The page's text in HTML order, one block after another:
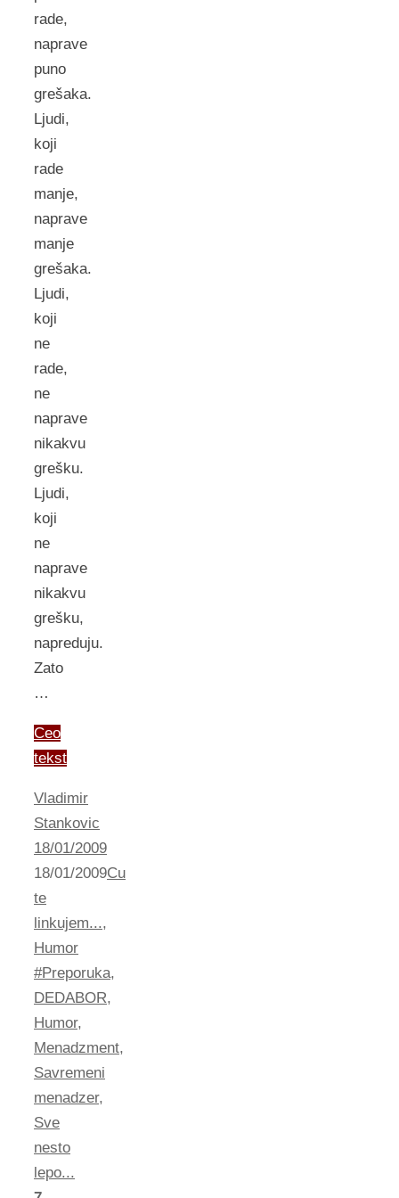
rade,
naprave
puno
grešaka.
Ljudi,
koji
rade
manje,
naprave
manje
grešaka.
Ljudi,
koji
ne
rade,
ne
naprave
nikakvu
grešku.
Ljudi,
koji
ne
naprave
nikakvu
grešku,
napreduju.
Zato
…
Ceo
tekst
Vladimir
Stankovic
18/01/2009
18/01/2009Cu
te
linkujem...,
Humor
#Preporuka,
DEDABOR,
Humor,
Menadzment,
Savremeni
menadzer,
Sve
nesto
lepo...